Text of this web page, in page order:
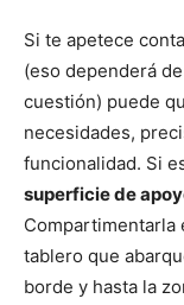
Si te apetece
(eso dependerá
cuestión) puede
necesidades,
funcionalidad. Si
superficie de
Compartimentarla
tablero que
borde y hasta la